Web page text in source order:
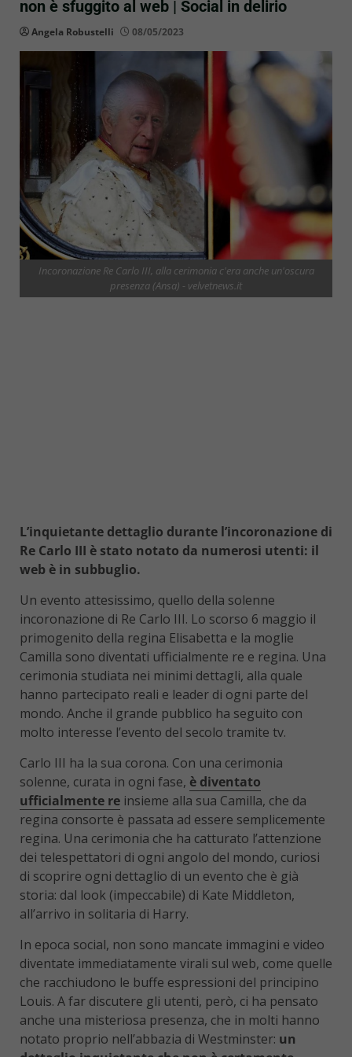
non è sfuggito al web | Social in delirio
Angela Robustelli 08/05/2023
Incoronazione Re Carlo III, alla cerimonia c'era anche un'oscura
presenza (Ansa) - velvetnews.it
L’inquietante dettaglio durante l’incoronazione di
Re Carlo III è stato notato da numerosi utenti: il
web è in subbuglio.
Un evento attesissimo, quello della solenne
incoronazione di Re Carlo III. Lo scorso 6 maggio il
primogenito della regina Elisabetta e la moglie
Camilla sono diventati ufficialmente re e regina. Una
cerimonia studiata nei minimi dettagli, alla quale
hanno partecipato reali e leader di ogni parte del
mondo. Anche il grande pubblico ha seguito con
molto interesse l’evento del secolo tramite tv.
Carlo III ha la sua corona. Con una cerimonia
solenne, curata in ogni fase, è diventato
ufficialmente re insieme alla sua Camilla, che da
regina consorte è passata ad essere semplicemente
regina. Una cerimonia che ha catturato l’attenzione
dei telespettatori di ogni angolo del mondo, curiosi
di scoprire ogni dettaglio di un evento che è già
storia: dal look (impeccabile) di Kate Middleton,
all’arrivo in solitaria di Harry.
In epoca social, non sono mancate immagini e video
diventate immediatamente virali sul web, come quelle
che racchiudono le buffe espressioni del principino
Louis. A far discutere gli utenti, però, ci ha pensato
anche una misteriosa presenza, che in molti hanno
notato proprio nell’abbazia di Westminster: un